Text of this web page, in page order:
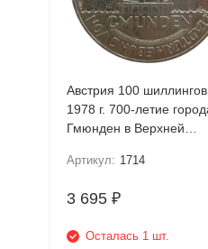
Австрия 100 шиллингов
1978 г. 700-летие города
Гмюнден в Верхней
Артикул: 1714
3 695 ₽
Осталась 1 шт.